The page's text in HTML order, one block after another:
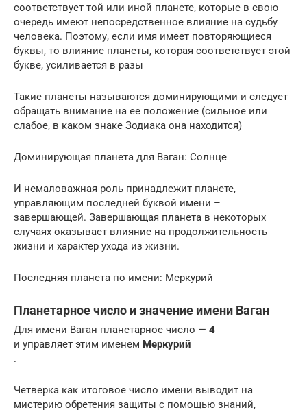
соответствует той или иной планете, которые в свою
очередь имеют непосредственное влияние на судьбу
человека. Поэтому, если имя имеет повторяющиеся
буквы, то влияние планеты, которая соответствует этой
букве, усиливается в разы
Такие планеты называются доминирующими и следует
обращать внимание на ее положение (сильное или
слабое, в каком знаке Зодиака она находится)
Доминирующая планета для Ваган: Солнце
И немаловажная роль принадлежит планете,
управляющим последней буквой имени –
завершающей. Завершающая планета в некоторых
случаях оказывает влияние на продолжительность
жизни и характер ухода из жизни.
Последняя планета по имени: Меркурий
Планетарное число и значение имени Ваган
Для имени Ваган планетарное число — 4
и управляет этим именем Меркурий
.
Четверка как итоговое число имени выводит на
мистерию обретения защиты с помощью знаний,